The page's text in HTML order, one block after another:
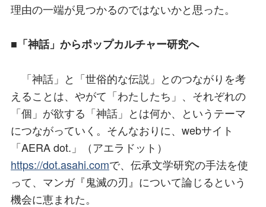
理由の一端が見つかるのではないかと思った。
■「神話」からポップカルチャー研究へ
「神話」と「世俗的な伝説」とのつながりを考
えることは、やがて「わたしたち」、それぞれの
「個」が欲する「神話」とは何か、というテーマ
につながっていく。そんなおりに、webサイト
「AERA dot.」（アエラドット）
https://dot.asahi.comで、伝承文学研究の手法を使
って、マンガ『鬼滅の刃』について論じるという
機会に恵まれた。